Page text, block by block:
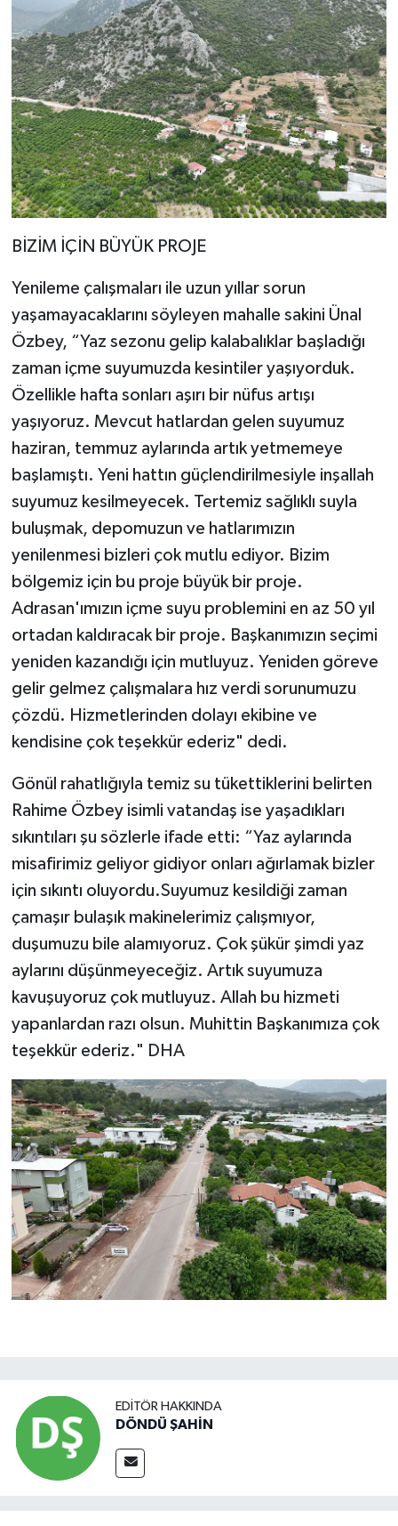
BİZİM İÇİN BÜYÜK PROJE
Yenileme çalışmaları ile uzun yıllar sorun
yaşamayacaklarını söyleyen mahalle sakini Ünal
Özbey, “Yaz sezonu gelip kalabalıklar başladığı
zaman içme suyumuzda kesintiler yaşıyorduk.
Özellikle hafta sonları aşırı bir nüfus artışı
yaşıyoruz. Mevcut hatlardan gelen suyumuz
haziran, temmuz aylarında artık yetmemeye
başlamıştı. Yeni hattın güçlendirilmesiyle inşallah
suyumuz kesilmeyecek. Tertemiz sağlıklı suyla
buluşmak, depomuzun ve hatlarımızın
yenilenmesi bizleri çok mutlu ediyor. Bizim
bölgemiz için bu proje büyük bir proje.
Adrasan'ımızın içme suyu problemini en az 50 yıl
ortadan kaldıracak bir proje. Başkanımızın seçimi
yeniden kazandığı için mutluyuz. Yeniden göreve
gelir gelmez çalışmalara hız verdi sorunumuzu
çözdü. Hizmetlerinden dolayı ekibine ve
kendisine çok teşekkür ederiz" dedi.
Gönül rahatlığıyla temiz su tükettiklerini belirten
Rahime Özbey isimli vatandaş ise yaşadıkları
sıkıntıları şu sözlerle ifade etti: “Yaz aylarında
misafirimiz geliyor gidiyor onları ağırlamak bizler
için sıkıntı oluyordu.Suyumuz kesildiği zaman
çamaşır bulaşık makinelerimiz çalışmıyor,
duşumuzu bile alamıyoruz. Çok şükür şimdi yaz
aylarını düşünmeyeceğiz. Artık suyumuza
kavuşuyoruz çok mutluyuz. Allah bu hizmeti
yapanlardan razı olsun. Muhittin Başkanımıza çok
teşekkür ederiz." DHA
EDITÖR HAKKINDA
DÖNDÜ ŞAHİN